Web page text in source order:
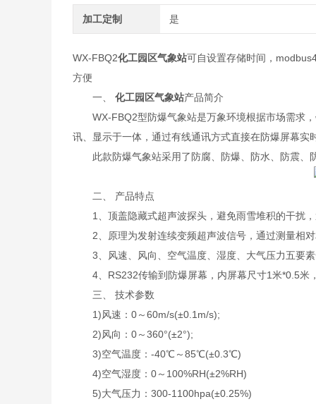
加工定制 是
WX-FBQ2化工园区气象站可自设置存储时间，
方便
一、 化工园区气象站产品简介
WX-FBQ2型防爆气象站是万象环境根据市场需求，
讯、显示于一体，通过有线通讯方式直接在防爆屏幕实
此款防爆气象站采用了防腐、防爆、防水、防震、
二、 产品特点
1、顶盖隐藏式超声波探头，避免雨雪堆积的干扰，
2、原理为发射连续变频超声波信号，通过测量相对
3、风速、风向、空气温度、湿度、大气压力五要素
4、RS232传输到防爆屏幕，内屏幕尺寸1米*0.5米
三、 技术参数
1)风速：0～60m/s(±0.1m/s);
2)风向：0～360°(±2°);
3)空气温度：-40℃～85℃(±0.3℃)
4)空气湿度：0～100%RH(±2%RH)
5)大气压力：300-1100hpa(±0.25%)